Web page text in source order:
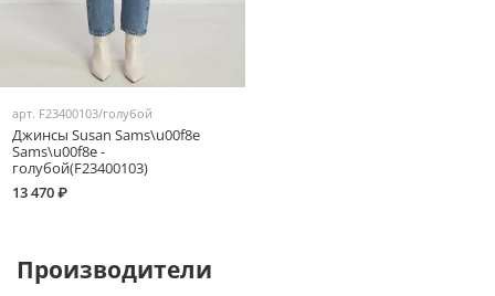
арт. F23400103/голубой
Джинсы Susan Sams\u00f8e
Sams\u00f8e -
голубой(F23400103)
13 470 ₽
Производители